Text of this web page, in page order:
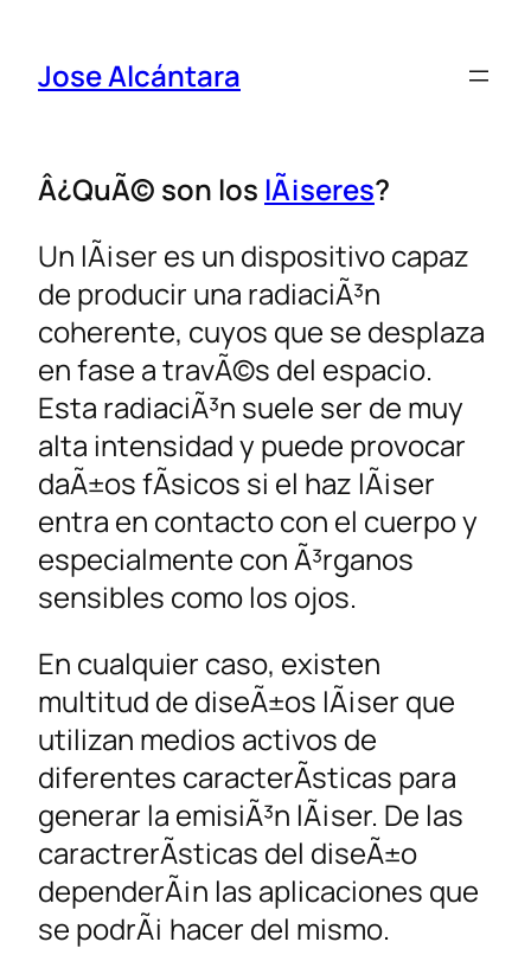
Jose Alcántara
Â¿QuÃ© son los lÃ¡seres?
Un lÃ¡ser es un dispositivo capaz
de producir una radiaciÃ³n
coherente, cuyos que se desplaza
en fase a travÃ©s del espacio.
Esta radiaciÃ³n suele ser de muy
alta intensidad y puede provocar
daÃ±os fÃ­sicos si el haz lÃ¡ser
entra en contacto con el cuerpo y
especialmente con Ã³rganos
sensibles como los ojos.
En cualquier caso, existen
multitud de diseÃ±os lÃ¡ser que
utilizan medios activos de
diferentes caracterÃ­sticas para
generar la emisiÃ³n lÃ¡ser. De las
caractrerÃ­sticas del diseÃ±o
dependerÃ¡n las aplicaciones que
se podrÃ¡ hacer del mismo.